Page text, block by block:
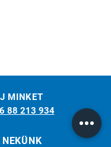
MINKET
88 213 934